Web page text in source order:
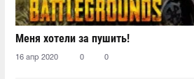
Меня хотели за пушить!
16 апр 2020 0 0